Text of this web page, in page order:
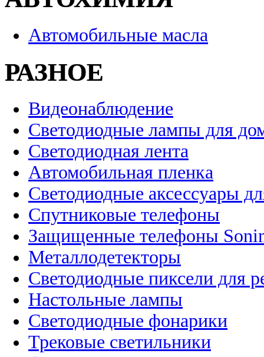
Автомобильные масла
РАЗНОЕ
Видеонаблюдение
Светодиодные лампы для
Светодиодная лента
Автомобильная пленка
Светодиодные аксессуары
Спутниковые телефоны
Защищенные телефоны
Металлодетекторы
Светодиодные пиксели для
Настольные лампы
Светодиодные фонарики
Трековые светильники